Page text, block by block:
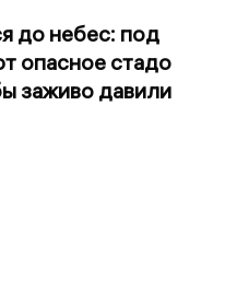
до небес: под
опасное стадо
заживо давили